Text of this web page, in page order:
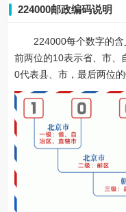
224000邮政编码说明
224000每个数字的
前两位的10表示省、市、
0代表县、市，最后两位